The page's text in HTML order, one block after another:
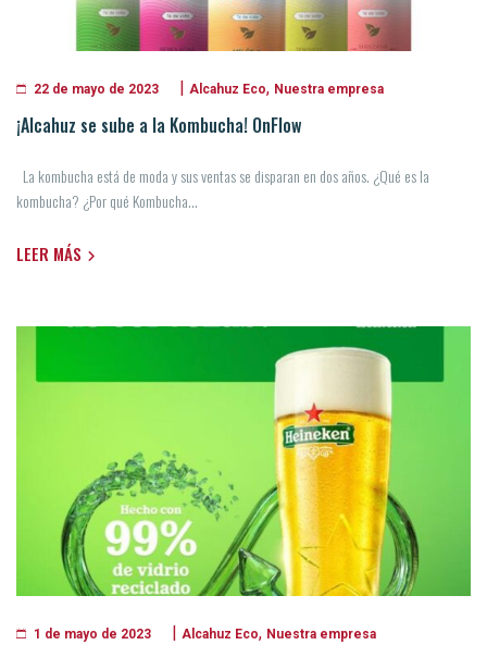
22 de mayo de 2023 | Alcahuz Eco, Nuestra empresa
¡Alcahuz se sube a la Kombucha! OnFlow
La kombucha está de moda y sus ventas se disparan en dos años. ¿Qué es la
kombucha? ¿Por qué Kombucha...
LEER MÁS
1 de mayo de 2023 | Alcahuz Eco, Nuestra empresa